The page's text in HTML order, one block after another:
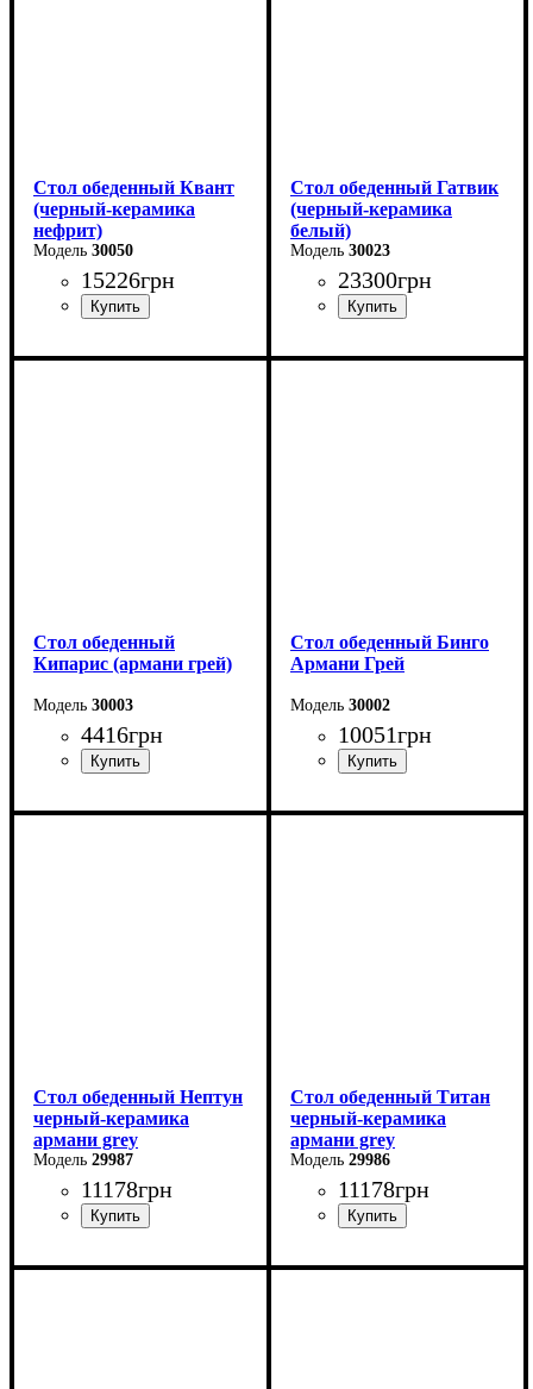
Стол обеденный Квант
(черный-керамика
нефрит)
30050
15226грн
Длина - 160 (+60) см
Стол обеденный Гатвик
(черный-керамика
белый)
30023
23300грн
Длина: 130 (+60) см
Стол обеденный
Кипарис (армани грей)
30003
4416грн
Длина: 120 см
Стол обеденный Бинго
Армани Грей
30002
10051грн
Ширина: 140 см
Стол обеденный Нептун
черный-керамика
армани grey
29987
11178грн
Ширина: 110 см
Стол обеденный Титан
черный-керамика
армани grey
29986
11178грн
Длина: 110 см